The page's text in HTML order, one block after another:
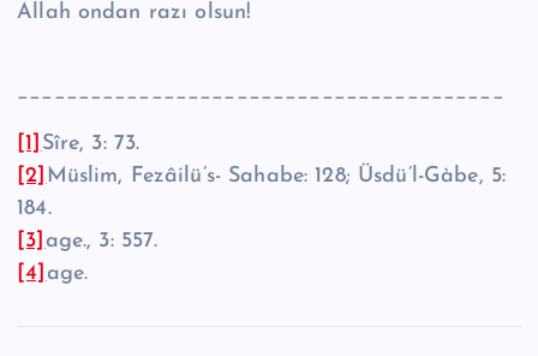
Allah ondan razı olsun!
________________________________________
[1] Sîre, 3: 73.
[2] Müslim, Fezâilü’s- Sahabe: 128; Üsdü’l-Gàbe, 5:
184.
[3] age., 3: 557.
[4] age.